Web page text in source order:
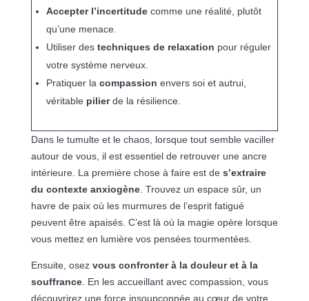
Accepter l’incertitudecomme une réalité, plutôt
qu’une menace.
Utiliser des techniques de relaxation pour réguler
votre système nerveux.
Pratiquer la compassion envers soi et autrui,
véritable pilierde la résilience.
Dans le tumulte et le chaos, lorsque tout semble vaciller
autour de vous, il est essentiel de retrouver une ancre
intérieure. La première chose à faire est de s’extraire
du contexte anxiogène. Trouvez un espace sûr, un
havre de paix où les murmures de l’esprit fatigué
peuvent être apaisés. C’est là où la magie opère lorsque
vous mettez en lumière vos pensées tourmentées.
Ensuite, osez vous confronter à la douleur et à la
souffrance. En les accueillant avec compassion, vous
découvrirez une force insoupçonnée au cœur de votre